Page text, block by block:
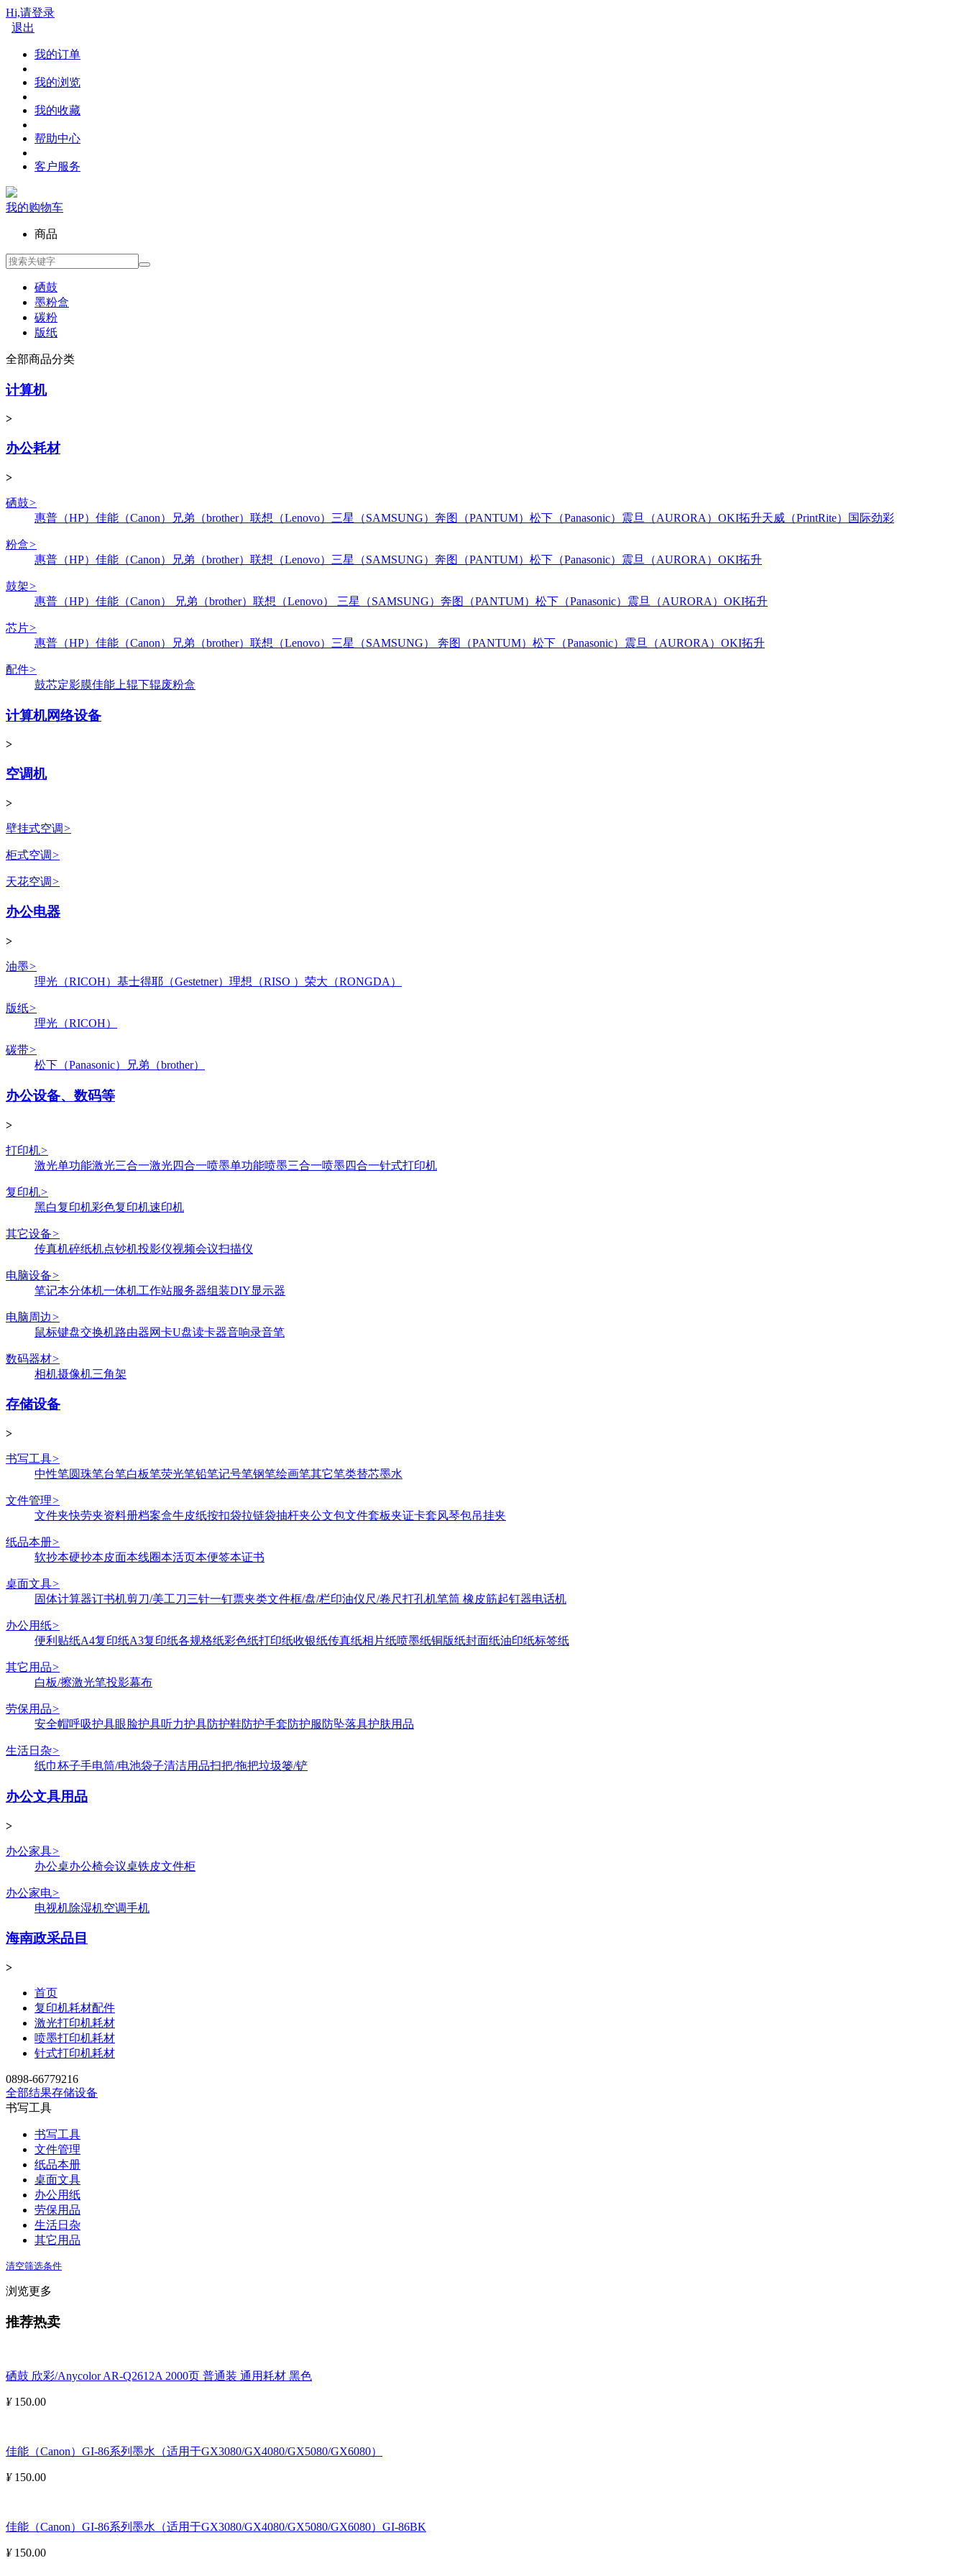
Hi,请登录
退出
我的订单
我的浏览
我的收藏
帮助中心
客户服务
我的购物车
商品
硒鼓
墨粉盒
碳粉
版纸
全部商品分类
计算机
>
办公耗材
>
硒鼓>
惠普（HP） 佳能（Canon） 兄弟（brother） 联想（Lenovo） 三星（SAMSUNG） 奔图（PANTUM） 松下（Panasonic） 震旦（AURORA） OKI拓升天威（PrintRite） 国际劲彩
粉盒>
惠普（HP） 佳能（Canon） 兄弟（brother） 联想（Lenovo） 三星（SAMSUNG） 奔图（PANTUM） 松下（Panasonic） 震旦（AURORA） OKI拓升
鼓架>
惠普（HP） 佳能（Canon） 兄弟（brother） 联想（Lenovo） 三星（SAMSUNG） 奔图（PANTUM） 松下（Panasonic） 震旦（AURORA） OKI拓升
芯片>
惠普（HP） 佳能（Canon） 兄弟（brother） 联想（Lenovo） 三星（SAMSUNG） 奔图（PANTUM） 松下（Panasonic） 震旦（AURORA） OKI拓升
配件>
鼓芯定影膜佳能 上辊下辊废粉盒
计算机网络设备
>
空调机
>
壁挂式空调>
柜式空调>
天花空调>
办公电器
>
油墨>
理光（RICOH） 基士得耶（Gestetner） 理想（RISO ） 荣大（RONGDA）
版纸>
理光（RICOH）
碳带>
松下（Panasonic）
兄弟（brother）
办公设备、数码等
>
打印机>
激光单功能激光三合一激光四合一喷墨单功能喷墨三合一喷墨四合一针式打印机
复印机>
黑白复印机彩色复印机速印机
其它设备>
传真机碎纸机点钞机投影仪视频会议扫描仪
电脑设备>
笔记本分体机一体机工作站服务器组装DIY显示器
电脑周边>
鼠标键盘交换机路由器网卡U盘读卡器音响录音笔
数码器材>
相机摄像机三角架
存储设备
>
书写工具>
中性笔圆珠笔台笔白板笔荧光笔铅笔记号笔钢笔绘画笔其它笔类替芯墨水
文件管理>
文件夹快劳夹资料册档案盒牛皮纸按扣袋拉链袋抽杆夹公文包文件套板夹证卡套风琴包吊挂夹
纸品本册>
软抄本硬抄本皮面本线圈本活页本便签本证书
桌面文具>
固体计算器订书机剪刀/美工刀三针一钉票夹类文件框/盘/栏印油仪尺/卷尺打孔机笔筒 橡皮筋起钉器电话机
办公用纸>
便利贴纸A4复印纸A3复印纸各规格纸彩色纸打印纸收银纸传真纸相片纸喷墨纸铜版纸封面纸油印纸标签纸
其它用品>
白板/擦激光笔投影幕布
劳保用品>
安全帽呼吸护具眼脸护具听力护具防护鞋防护手套防护服 防坠落具护肤用品
生活日杂>
纸巾杯子手电筒/电池袋子清洁用品扫把/拖把垃圾篓/铲
办公文具用品
>
办公家具>
办公桌办公椅会议桌铁皮文件柜
办公家电>
电视机除湿机空调手机
海南政采品目
>
首页
复印机耗材配件
激光打印机耗材
喷墨打印机耗材
针式打印机耗材
0898-66779216
全部结果存储设备
书写工具
书写工具
文件管理
纸品本册
桌面文具
办公用纸
劳保用品
生活日杂
其它用品
清空筛选条件
浏览更多
推荐热卖
硒鼓 欣彩/Anycolor AR-Q2612A 2000页 普通装 通用耗材 黑色
¥150.00
佳能（Canon）GI-86系列墨水（适用于GX3080/GX4080/GX5080/GX6080）
¥150.00
佳能（Canon）GI-86系列墨水（适用于GX3080/GX4080/GX5080/GX6080）GI-86BK
¥150.00